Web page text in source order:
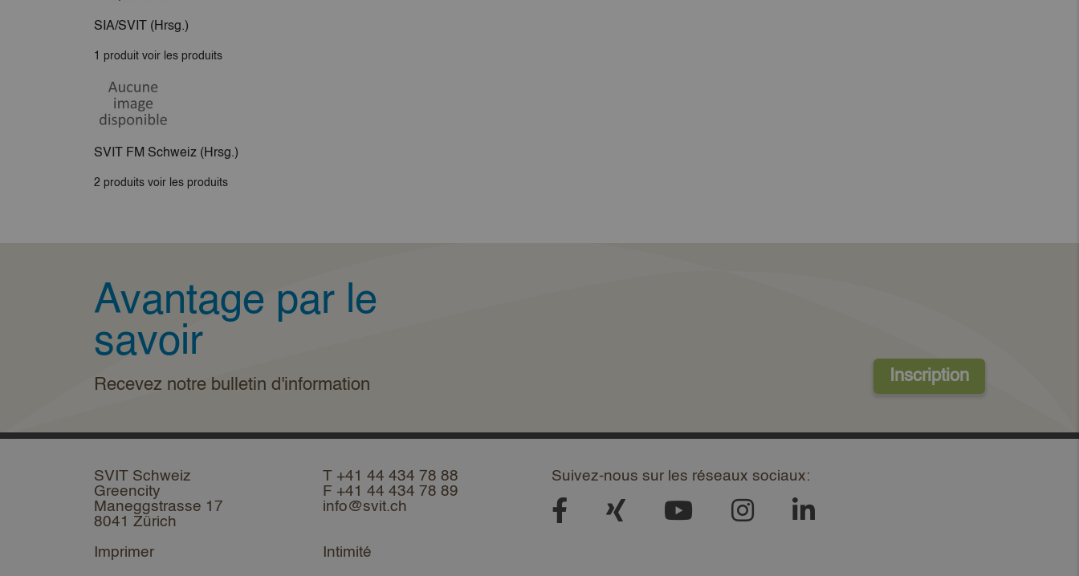
SIA/SVIT (Hrsg.)
1 produit voir les produits
SVIT FM Schweiz (Hrsg.)
2 produits voir les produits
Avantage par le
savoir
Recevez notre bulletin d'information Inscription
SVIT Schweiz
Greencity
Maneggstrasse 17
8041 Zürich
Imprimer
T +41 44 434 78 88
F +41 44 434 78 89
info@svit.ch
Intimité
Suivez-nous sur les réseaux sociaux: